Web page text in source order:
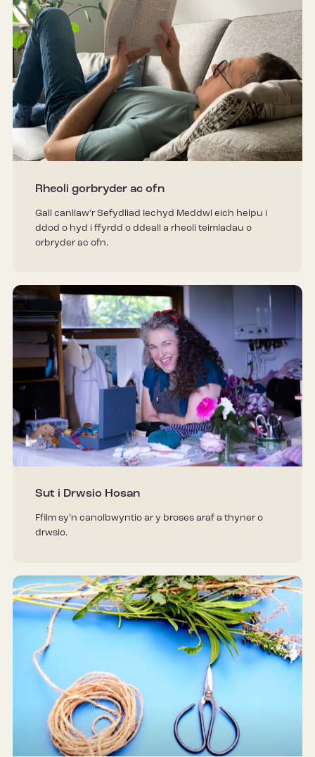
Rheoli gorbryder ac ofn
Gall canllaw’r Sefydliad Iechyd Meddwl eich helpu i
ddod o hyd i ffyrdd o ddeall a rheoli teimladau o
orbryder ac ofn.
Sut i Drwsio Hosan
Ffilm sy’n canolbwyntio ar y broses araf a thyner o
drwsio.